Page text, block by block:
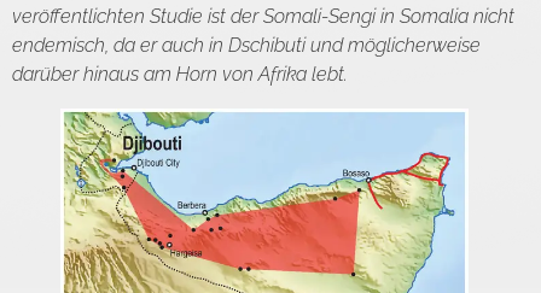
veröffentlichten Studie ist der Somali-Sengi in Somalia nicht
endemisch, da er auch in Dschibuti und möglicherweise
darüber hinaus am Horn von Afrika lebt.